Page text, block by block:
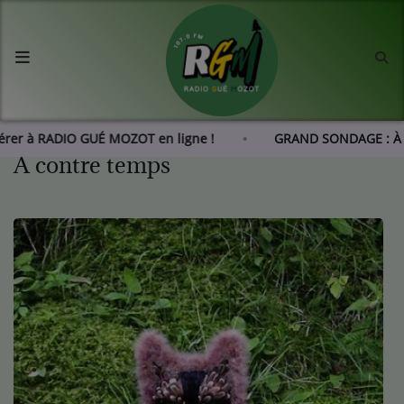
à RADIO GUÉ MOZOT en ligne ! GRAND
Agenda
Les actus de RGM
L'histoire de RGM
Radio
Emissions
Equipes
À contre temps